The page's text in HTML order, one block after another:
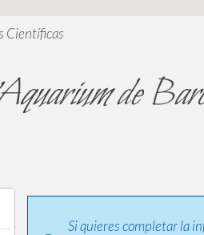
Científicas
de
Si quieres completar la